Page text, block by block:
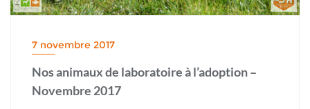
7 novembre 2017
Nos animaux de laboratoire à l’adoption –
Novembre 2017